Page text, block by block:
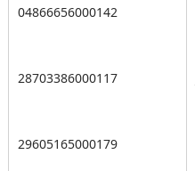
04866656000142
28703386000117
29605165000179